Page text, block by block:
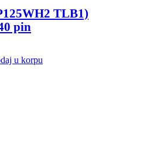
TLB1)
pin
u korpu